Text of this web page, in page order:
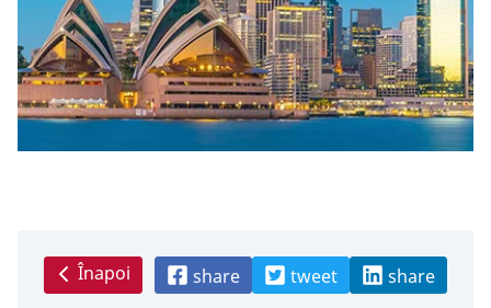
Înapoi share tweet share